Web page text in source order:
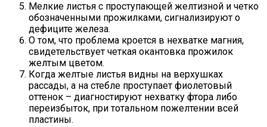
Мелкие листья с проступающей желтизной и четко
обозначенными прожилками, сигнализируют о
дефиците железа.
О том, что проблема кроется в нехватке магния,
свидетельствует четкая окантовка прожилок
желтым цветом.
Когда желтые листья видны на верхушках
рассады, а на стебле проступает фиолетовый
оттенок – диагностируют нехватку фтора либо
переизбыток, при тотальном пожелтении всей
пластины.